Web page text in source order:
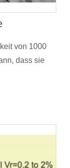
von 1000
dass sie